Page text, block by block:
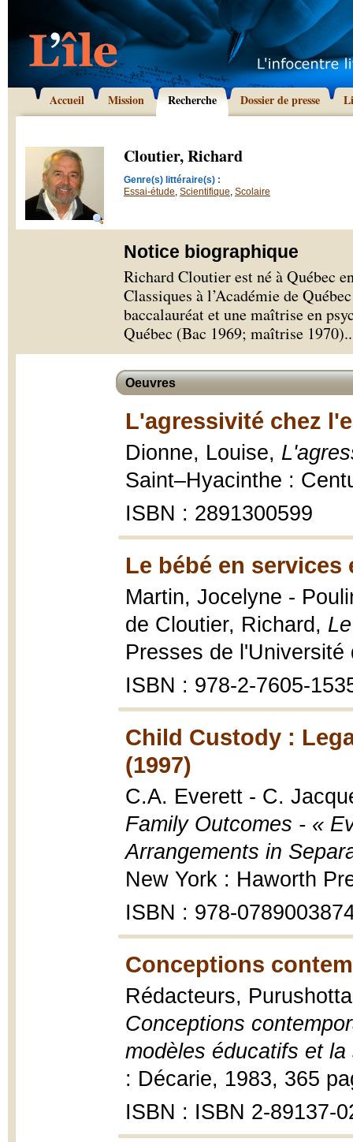
Accueil Mission Recherche Dossier de presse
Cloutier, Richard
Genre(s) littéraire(s) :
Essai-étude, Scientifique, Scolaire
Notice biographique
Richard Cloutier est né à Québec
Classiques à l’Académie de
baccalauréat et une maîtrise en
Québec (Bac 1969; maîtrise 1970).
Oeuvres
L'agressivité chez
Dionne, Louise,
Saint–Hyacinthe :
ISBN : 2891300599
Le bébé en services
Martin, Jocelyne -
de Cloutier, Richard,
Presses de l'Université
ISBN : 978-2-7605-
Child Custody :
(1997)
C.A. Everett - C.
Family Outcomes - «
Arrangements in
New York : Haworth
ISBN : 978-
Conceptions
Rédacteurs,
Conceptions
modèles éducatifs et
: Décarie, 1983, 365
ISBN : ISBN 2-89137-